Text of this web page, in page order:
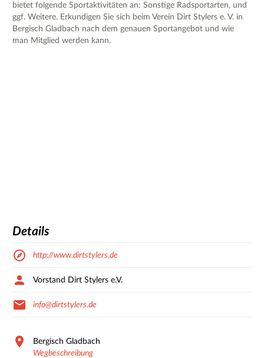
bietet folgende Sportaktivitäten an: Sonstige Radsportarten, und
ggf. Weitere. Erkundigen Sie sich beim Verein Dirt Stylers e. V. in
Bergisch Gladbach nach dem genauen Sportangebot und wie
man Mitglied werden kann.
Details
http://www.dirtstylers.de
Vorstand Dirt Stylers e.V.
info@dirtstylers.de
Bergisch Gladbach
Wegbeschreibung